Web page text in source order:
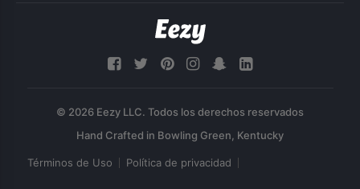
© 2026 Eezy LLC. Todos los derechos reservados
Términos de Uso Política de privacidad